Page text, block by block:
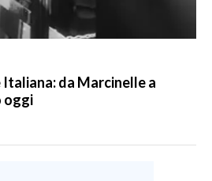
da Marcinelle a
oggi